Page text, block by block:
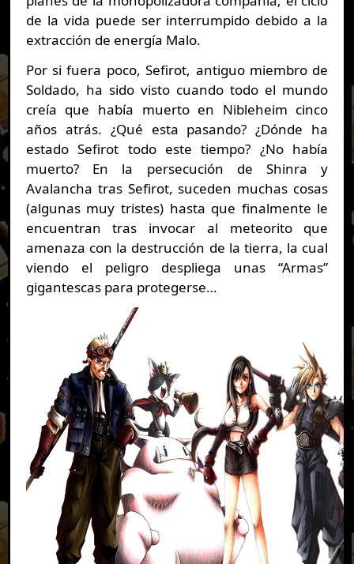
de la vida puede ser interrumpido debido a la
extracción de energía Malo.
Por si fuera poco, Sefirot, antiguo miembro de
Soldado, ha sido visto cuando todo el mundo
creía que había muerto en Nibleheim cinco
años atrás. ¿Qué esta pasando?¿Dónde ha
estado Sefirot todo este tiempo? ¿No había
muerto? En la persecución de Shinra y
Avalancha tras Sefirot, suceden muchas cosas
(algunas muy tristes) hasta que finalmente le
encuentran tras invocar al meteorito que
amenaza con la destrucción de la tierra, la cual
viendo el peligro despliega unas “Armas”
gigantescas para protegerse…